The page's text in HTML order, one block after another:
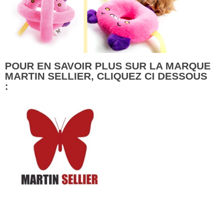
POUR EN SAVOIR PLUS SUR LA MARQUE
MARTIN SELLIER, CLIQUEZ CI DESSOUS
: